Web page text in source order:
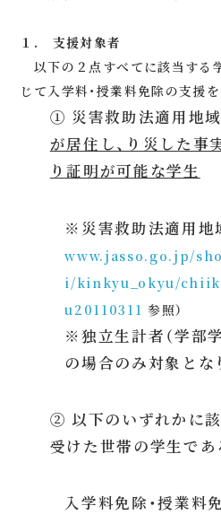
１. 支援対象者
以下の２点すべてに該当する
じて入学料・授業料免除の支援を
① 災害救助法適用地
が居住し、り災した事
り証明が可能な学生
※災害救助法適用地
www.jasso.go.jp/
i/kinkyu_okyu/
u20110311 参照）
※独立生計者（学部
の場合のみ対象とな
② 以下のいずれかに
受けた世帯の学生であ
入学料免除・授業料